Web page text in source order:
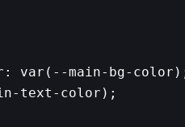
var(--main-bg-
text-color);